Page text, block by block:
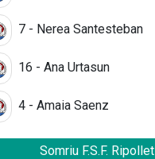
7 - Nerea Santesteban
16 - Ana Urtasun
4 - Amaia Saenz
Somriu F.S.F. Ripollet